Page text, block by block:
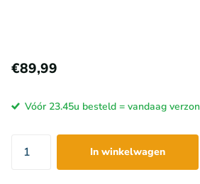
€89,99
Vóór 23.45u besteld = vandaag
In winkelwagen